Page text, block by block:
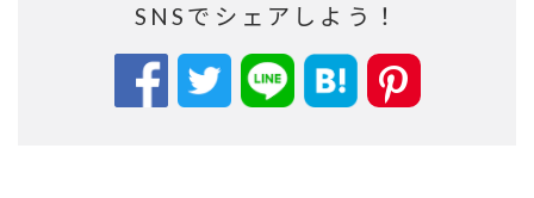
SNSでシェアしよう！